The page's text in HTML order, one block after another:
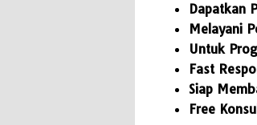
Dapatkan
Melayani
Untuk
Fast
Siap
Free